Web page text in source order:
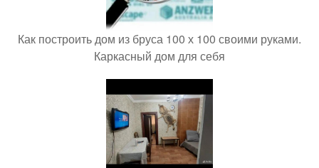
Как построить дом из бруса 100 х 100 своими руками.
Каркасный дом для себя